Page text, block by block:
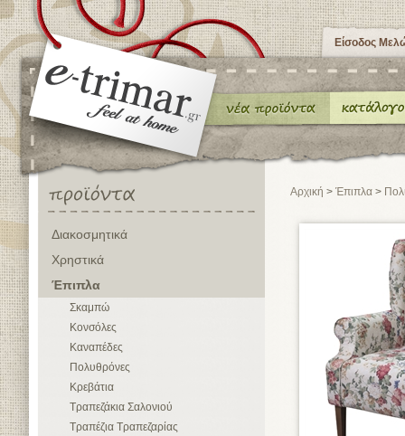
Είσοδος
Διακοσμητικά
Χρηστικά
Έπιπλα
Σκαμπώ
Κονσόλες
Καναπέδες
Πολυθρόνες
Κρεβάτια
Τραπεζάκια Σαλονιού
Τραπέζια Τραπεζαρίας
Αρχική > Έπιπλα >